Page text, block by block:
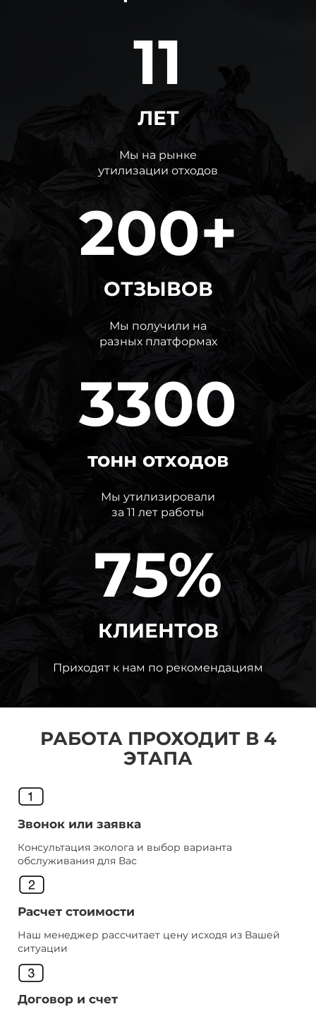
11
ЛЕТ
Мы на рынке
утилизации отходов
200+
ОТЗЫВОВ
Мы получили на
разных платформах
3300
тонн отходов
Мы утилизировали
за 11 лет работы
75%
КЛИЕНТОВ
Приходят к нам по рекомендациям
РАБОТА ПРОХОДИТ В 4
ЭТАПА
Звонок или заявка
Консультация эколога и выбор варианта
обслуживания для Вас
Расчет стоимости
Наш менеджер рассчитает цену исходя из Вашей
ситуации
Договор и счет